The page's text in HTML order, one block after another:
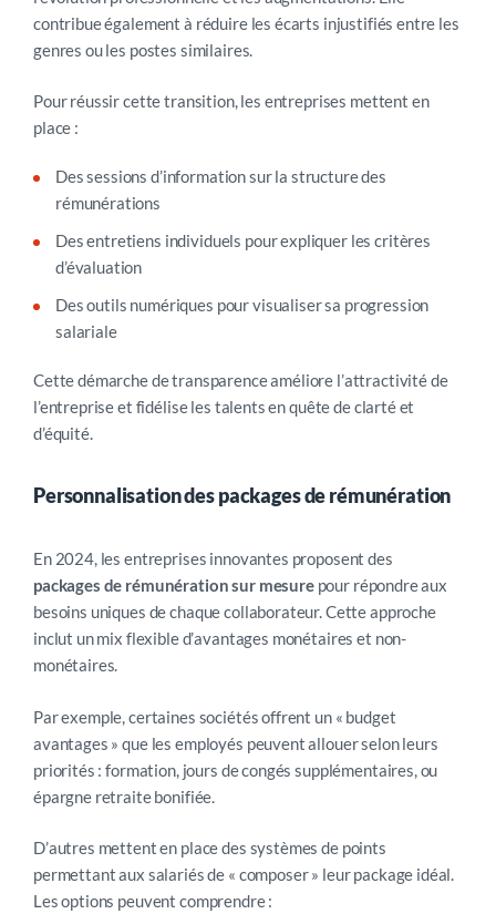
contribue également à réduire les écarts injustifiés entre les
genres ou les postes similaires.
Pour réussir cette transition, les entreprises mettent en
place :
Des sessions d’information sur la structure des
rémunérations
Des entretiens individuels pour expliquer les critères
d’évaluation
Des outils numériques pour visualiser sa progression
salariale
Cette démarche de transparence améliore l’attractivité de
l’entreprise et fidélise les talents en quête de clarté et
d’équité.
Personnalisation des packages de rémunération
En 2024, les entreprises innovantes proposent des
packages de rémunération sur mesurepour répondre aux
besoins uniques de chaque collaborateur. Cette approche
inclut un mix flexible d’avantages monétaires et non-
monétaires.
Par exemple, certaines sociétés offrent un « budget
avantages » que les employés peuvent allouer selon leurs
priorités : formation, jours de congés supplémentaires, ou
épargne retraite bonifiée.
D’autres mettent en place des systèmes de points
permettant aux salariés de « composer » leur package idéal.
Les options peuvent comprendre :